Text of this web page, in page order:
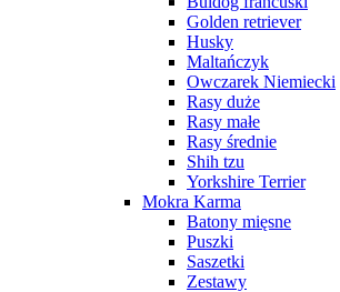
Golden retriever
Husky
Maltańczyk
Owczarek Niemiecki
Rasy duże
Rasy małe
Rasy średnie
Shih tzu
Yorkshire Terrier
Mokra Karma
Batony mięsne
Puszki
Saszetki
Zestawy